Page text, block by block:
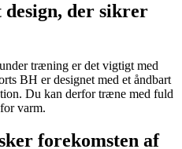
der sikrer
træning er det vigtigt med
BH er designet med et åndbart
Du kan derfor træne med fuld
varm.
forekomsten af